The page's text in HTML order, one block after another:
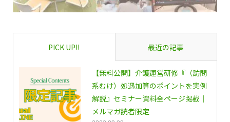
PICK UP!! 最近の記事
【無料公開】介護運営研修『（訪問
系むけ）処遇加算のポイントを実例
解説』セミナー資料全ページ掲載｜
メルマガ読者限定